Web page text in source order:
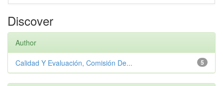
Discover
Author
5
Calidad Y Evaluación, Comisión De...